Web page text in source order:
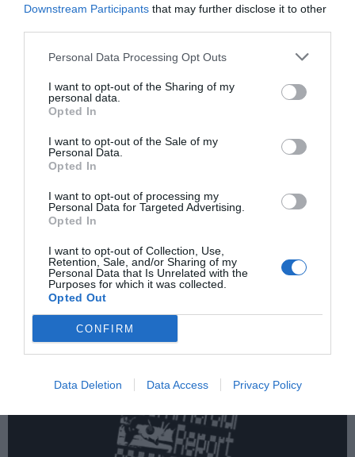
Downstream Participants that may further disclose it to other
Personal Data Processing Opt Outs
I want to opt-out of the Sharing of my
personal data.
Opted In
I want to opt-out of the Sale of my
Personal Data.
Opted In
I want to opt-out of processing my
Personal Data for Targeted Advertising.
Opted In
I want to opt-out of Collection, Use,
Retention, Sale, and/or Sharing of my
Personal Data that Is Unrelated with the
Purposes for which it was collected.
Opted Out
CONFIRM
Data Deletion Data Access Privacy Policy
y eventos para Socios!​​​​​​​
Publicidad
2Playbook Intelligence